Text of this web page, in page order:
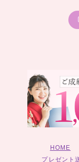
HOME
プレゼント